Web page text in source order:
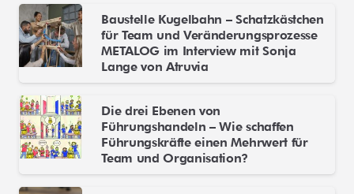
Baustelle Kugelbahn – Schatzkästchen
für Team und Veränderungsprozesse
METALOG im Interview mit Sonja
Lange von Atruvia
Die drei Ebenen von
Führungshandeln – Wie schaffen
Führungskräfte einen Mehrwert für
Team und Organisation?